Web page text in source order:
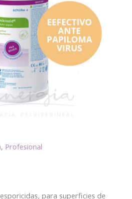
, Profesional
para superficies de